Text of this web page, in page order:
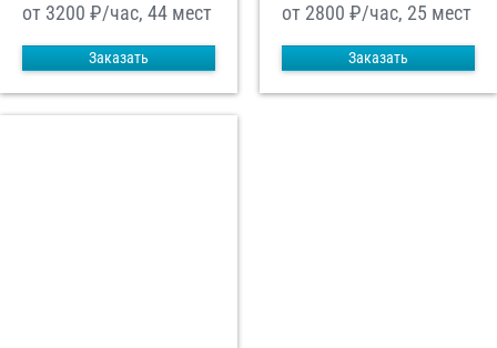
от 3200 ₽/час, 44 мест
Заказать
от 2800 ₽/час, 25 мест
Заказать